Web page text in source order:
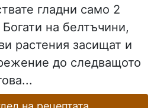
гладни само 2
на белтъчини,
растения засищат и
до следващото